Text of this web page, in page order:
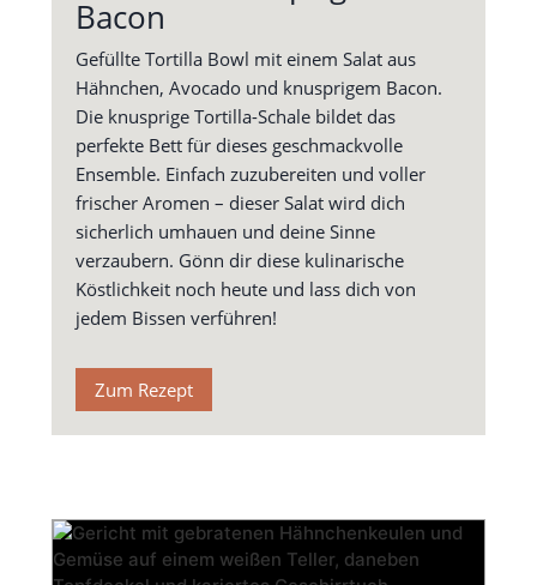
Bacon
Gefüllte Tortilla Bowl mit einem Salat aus
Hähnchen, Avocado und knusprigem Bacon.
Die knusprige Tortilla-Schale bildet das
perfekte Bett für dieses geschmackvolle
Ensemble. Einfach zuzubereiten und voller
frischer Aromen – dieser Salat wird dich
sicherlich umhauen und deine Sinne
verzaubern. Gönn dir diese kulinarische
Köstlichkeit noch heute und lass dich von
jedem Bissen verführen!
Zum Rezept